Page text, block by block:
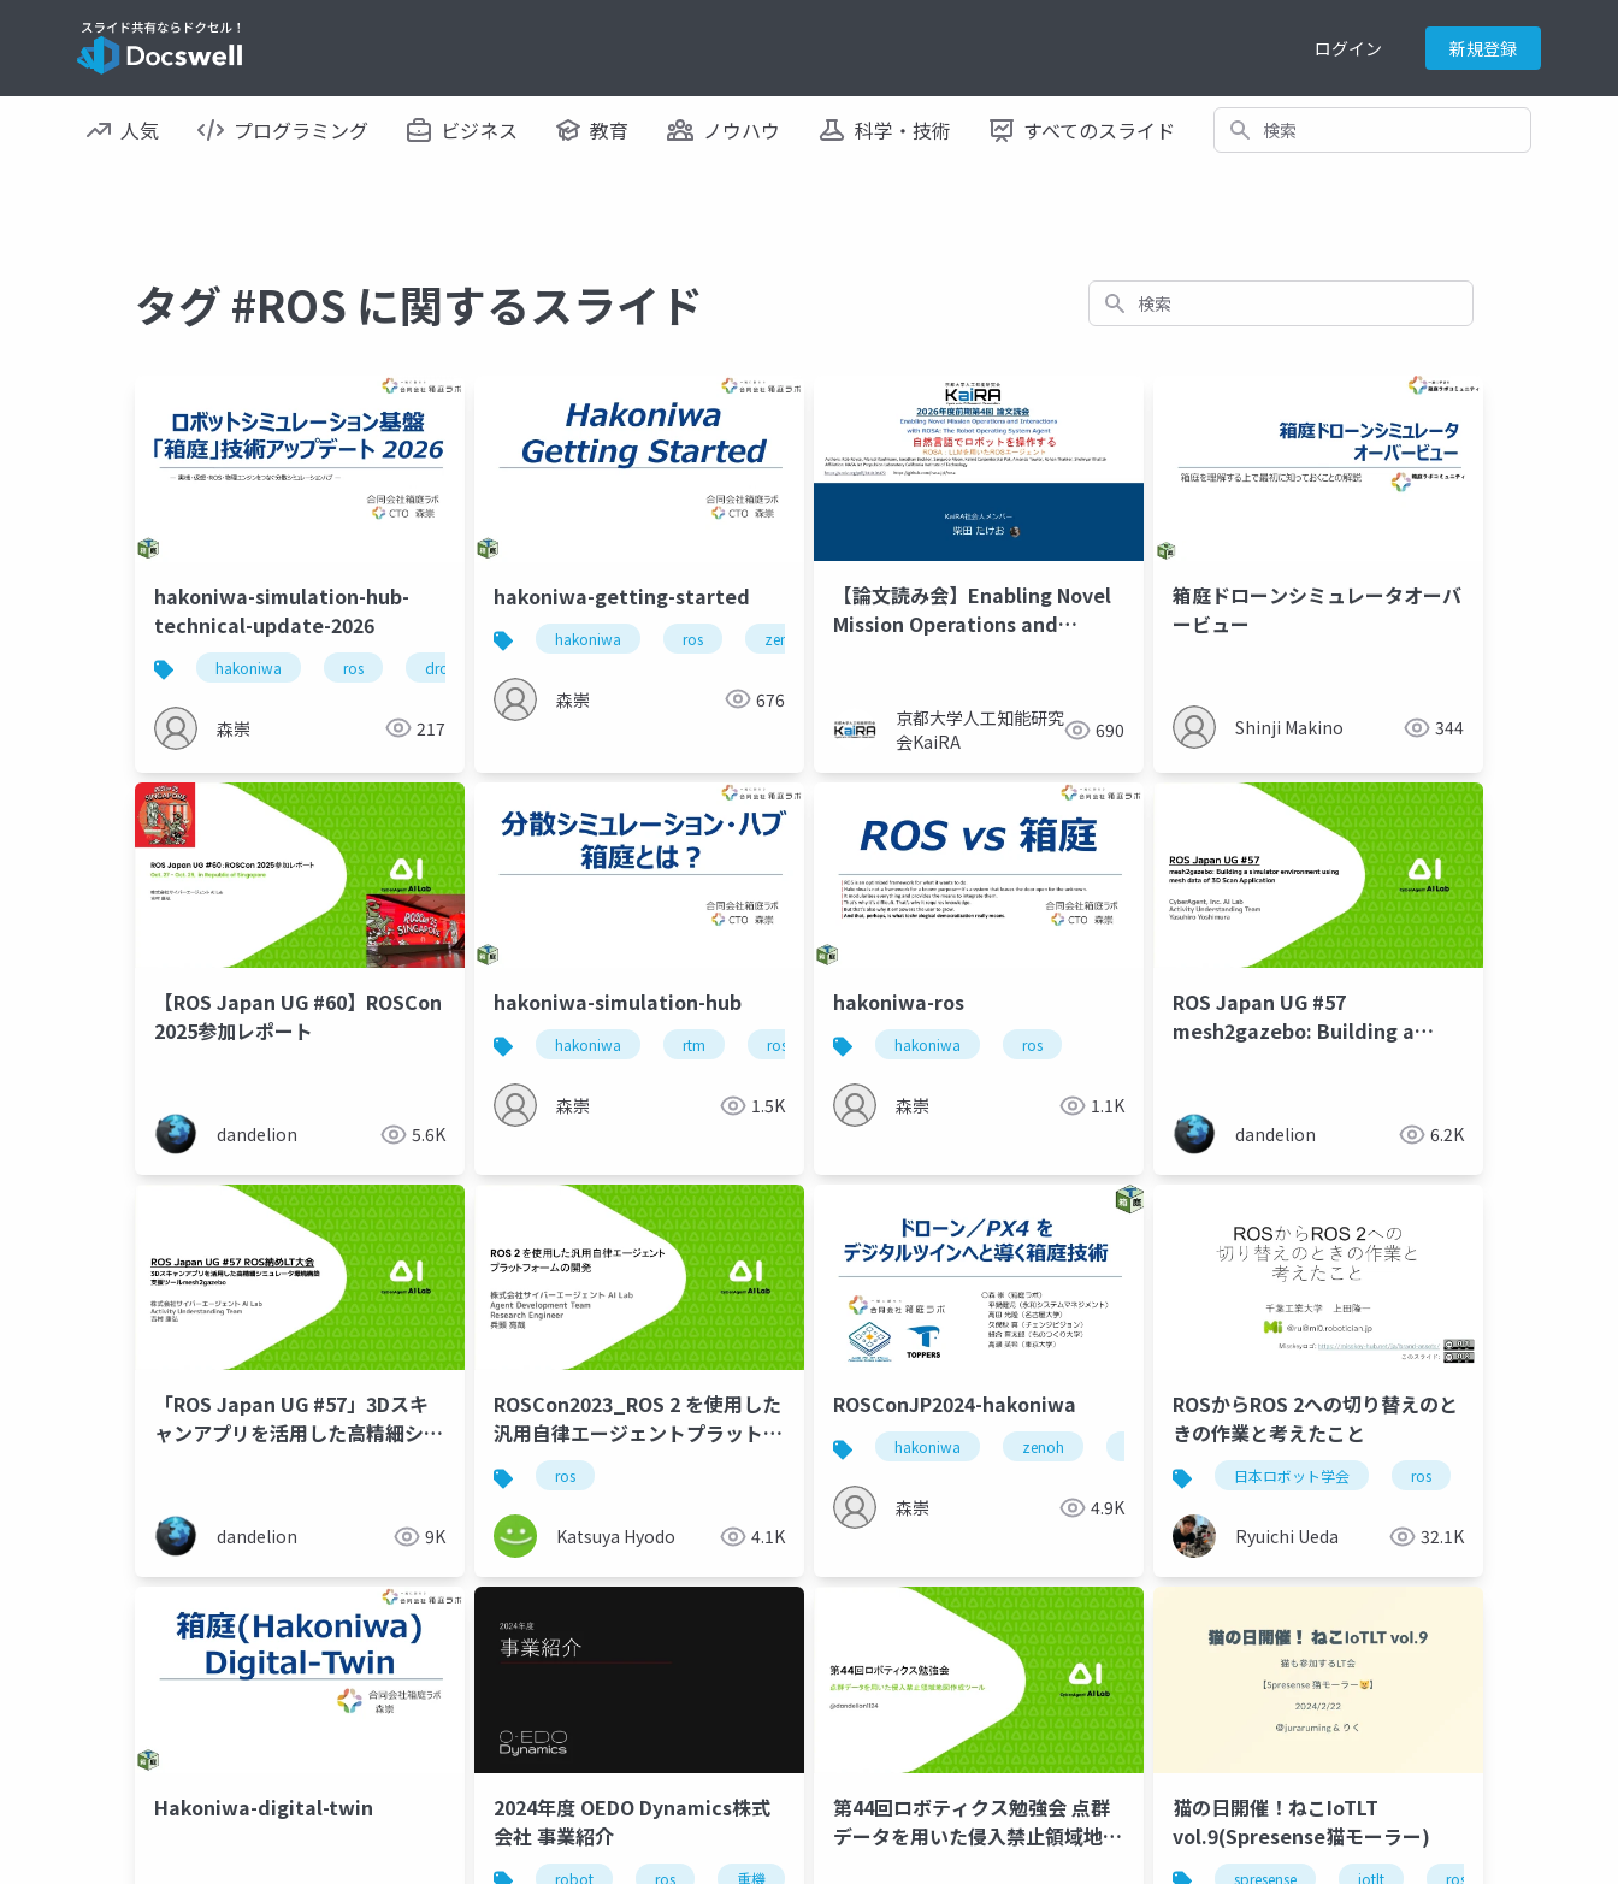
ログイン 新規登録
人気 プログラミング ビジネス 教育 ノウハウ 科学・技術 すべてのスライド 検索
タグ #ROS に関するスライド 検索
hakoniwa-simulation-hub-
technical-update-2026
hakoniwa ros drone
森崇 217
hakoniwa-getting-started
hakoniwa ros zenoh ゲームエンジン
森崇 676
【論文読み会】Enabling Novel
Mission Operations and
京都大学人工知能研究
会KaiRA
690
箱庭ドローンシミュレータオーバ
ービュー
Shinji Makino 344
【ROS Japan UG #60】ROSCon
2025参加レポート
dandelion 5.6K
hakoniwa-simulation-hub
hakoniwa rtm ros
森崇 1.5K
hakoniwa-ros
hakoniwa ros
森崇 1.1K
ROS Japan UG #57
mesh2gazebo: Building a
Application
dandelion 6.2K
「ROS Japan UG #57」3Dスキ
ャンアプリを活用した高精細シミ
dandelion 9K
ROSCon2023_ROS 2 を使用した
汎用自律エージェントプラットフ
ォームの開発
ros
Katsuya Hyodo 4.1K
ROSConJP2024-hakoniwa
hakoniwa zenoh
森崇 4.9K
ROSからROS 2への切り替えのと
きの作業と考えたこと
日本ロボット学会 ros
Ryuichi Ueda 32.1K
Hakoniwa-digital-twin
2024年度 OEDO Dynamics株式
会社 事業紹介
robot ros 重機 ロボット シミュレータ 油圧ショベル
第44回ロボティクス勉強会 点群
データを用いた侵入禁止領域地図
猫の日開催！ねこIoTLT
vol.9(Spresense猫モーラー)
spresense iotlt ros